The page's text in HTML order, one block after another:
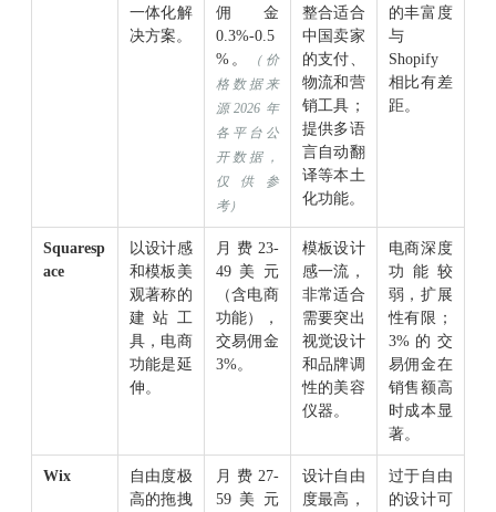
一体化解
决方案。
佣金
0.3%-0.5
%。
（价
格数据来
源2026年
各平台公
开数据，
仅供参
考）
整合适合
中国卖家
的支付、
物流和营
销工具；
提供多语
言自动翻
译等本土
化功能。
的丰富度
与
Shopify
相比有差
距。
Squaresp
ace
以设计感
和模板美
观著称的
建站工
具，电商
功能是延
伸。
月费23-
49美元
（含电商
功能），
交易佣金
3%。
模板设计
感一流，
非常适合
需要突出
视觉设计
和品牌调
性的美容
仪器。
电商深度
功能较
弱，扩展
性有限；
3%的交
易佣金在
销售额高
时成本显
著。
Wix
自由度极
高的拖拽
月费27-
59美元
设计自由
度最高，
过于自由
的设计可